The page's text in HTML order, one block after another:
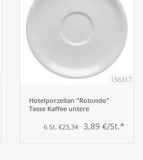
156317
Hotelporzellan "Rotondo"
Tasse Kaffee untere
6 St. €23,34 3,89 €/St.*